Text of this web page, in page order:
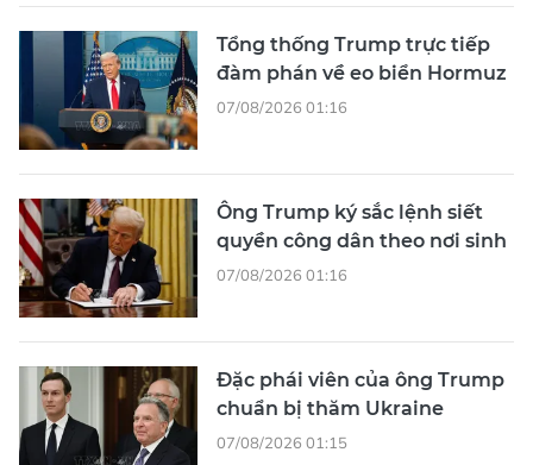
Tổng thống Trump trực tiếp
đàm phán về eo biển Hormuz
07/08/2026 01:16
Ông Trump ký sắc lệnh siết
quyền công dân theo nơi sinh
07/08/2026 01:16
Đặc phái viên của ông Trump
chuẩn bị thăm Ukraine
07/08/2026 01:15